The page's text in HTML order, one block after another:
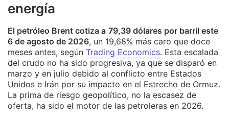
energía
El petróleo Brent cotiza a 79,39 dólares por barril este
6 de agosto de 2026, un 19,68% más caro que doce
meses antes, según Trading Economics. Esta escalada
del crudo no ha sido progresiva, ya que se disparó en
marzo y en julio debido al conflicto entre Estados
Unidos e Irán por su impacto en el Estrecho de Ormuz.
La prima de riesgo geopolítico, no la escasez de
oferta, ha sido el motor de las petroleras en 2026.